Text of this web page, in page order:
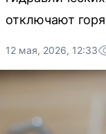
отключают
12 мая, 2026, 12:33